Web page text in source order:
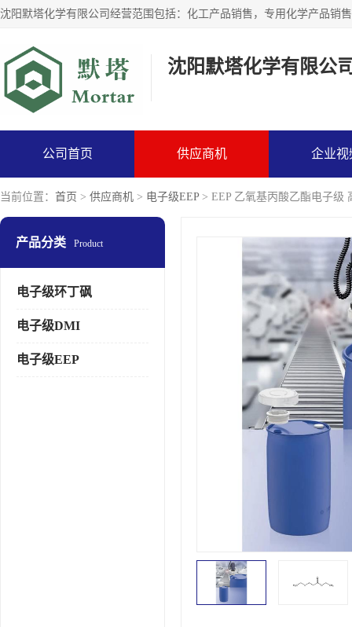
沈阳默塔化学有限公
公司首页 供应商机 企业视
当前位置： 首页 > 供应商机 > 电子级EEP > EEP 乙氧基丙酸乙酯电子级
产品分类 Product
电子级环丁砜
电子级DMI
电子级EEP